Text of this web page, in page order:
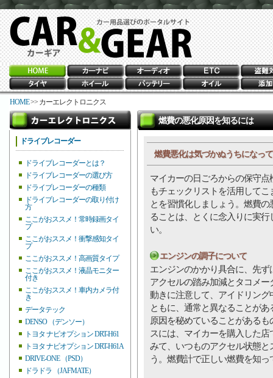
HOME>> カーエレクトロニクス
ドライブレコーダー
ドライブレコーダーとは？
ドライブレコーダーの選び方
ドライブレコーダーの種類
ドライブレコーダーの取り付け
方
ここがおススメ！常時録画タイ
プ
ここがおススメ！衝撃感知タイ
プ
ここがおススメ！高画質タイプ
ここがおススメ！液晶モニター
付き
ここがおススメ！車内カメラ付
き
データテック
DENSO （デンソー）
トヨタ ナビオプション DRT-H61
トヨタ ナビオプション DRT-H61A
DRIVE-ONE （PSD）
ドラドラ （JAFMATE）
燃費の悪化原因を知るには
燃費悪化は気づかぬうちになっ
マイカーの日ごろからの保守点
もチェックリストを活用してこ
とを習慣化しましょう。燃費の
ることは、とくに念入りに実行
い。
エンジンの調子について
エンジンのかかり具合に、先ず
アクセルの踏み加減とタコメー
動きに注意して、アイドリン
ともに、通常と異なることが
原因を秘めていることがある
スには、マイカーを購入した
みて、いつものアクセル状態
う。燃費計で正しい燃費を知っ